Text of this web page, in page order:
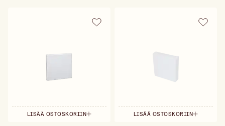
LISÄÄ OSTOSKORIIN LISÄÄ OSTOSKORIIN